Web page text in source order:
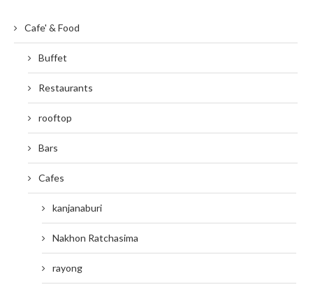
Cafe' & Food
Buffet
Restaurants
rooftop
Bars
Cafes
kanjanaburi
Nakhon Ratchasima
rayong